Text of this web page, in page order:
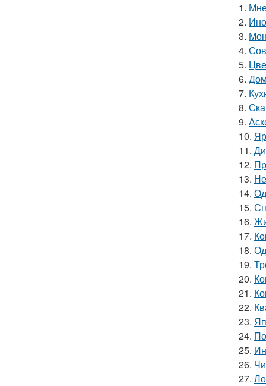
1.
2.
3.
4.
5.
6.
7.
8.
9.
10.
11.
12.
13.
14.
15.
16.
17.
18.
19.
20.
21.
22.
23.
24.
25.
26.
27.